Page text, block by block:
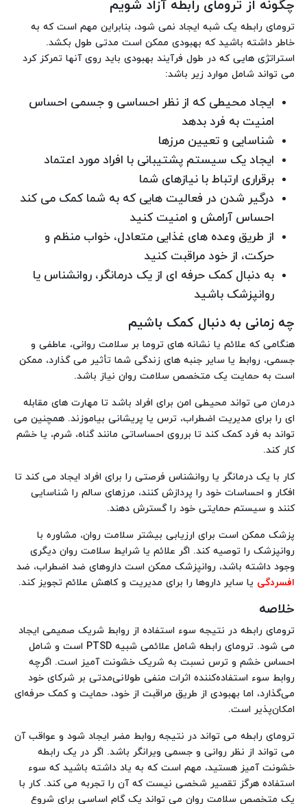
چگونه از ترومای رابطه آزاد شویم
ترومای رابطه یک شبه ایجاد نمی شود، بنابراین مهم است که به
خاطر داشته باشید که بهبودی ممکن است مدتی طول بکشد.
استراتژی هایی که در طول فرآیند بهبودی باید روی آنها تمرکز کرد
می تواند شامل موارد زیر باشد:
ایجاد محیطی که از نظر احساسی و جسمی احساس
امنیت به فرد بدهد
شناسایی و تعیین مرزها
ایجاد یک سیستم پشتیبانی با افراد مورد اعتماد
برقراری ارتباط با نیازهای شما
درگیر شدن در فعالیت هایی که به شما کمک می کند
احساس آرامش و امنیت کنید
از طریق وعده های غذایی متعادل، خواب منظم و
حرکت، از خود مراقبت کنید
به دنبال کمک حرفه ای از یک درمانگر، روانشناس یا
روانپزشک باشید
چه زمانی به دنبال کمک باشیم
هنگامی که علائم یا نشانه های تروما بر سلامت روانی، عاطفی و
جسمی، روابط یا سایر جنبه های زندگی شما تأثیر می گذارد، ممکن
است به حمایت یک متخصص سلامت روان نیاز باشد.
درمان می تواند محیطی امن برای افراد باشد تا مهارت های مقابله
ای را برای مدیریت اضطراب، ترس یا پریشانی بیاموزند. همچنین می
تواند به فرد کمک کند تا برروی احساساتی مانند گناه، شرم، یا خشم
کار کند.
کار با یک درمانگر یا روانشناس فرصتی را برای افراد ایجاد می کند تا
افکار و احساسات خود را پردازش کنند، مرزهای سالم را شناسایی
کنند و سیستم حمایتی خود را گسترش دهند.
پزشک ممکن است برای ارزیابی بیشتر سلامت روان، مشاوره با
روانپزشک را توصیه کند. اگر علائم یا شرایط سلامت روان دیگری
وجود داشته باشد، روانپزشک ممکن است داروهای ضد اضطراب، ضد
افسردگی یا سایر داروها را برای مدیریت و کاهش علائم تجویز کند.
خلاصه
ترومای رابطه در نتیجه سوء استفاده از روابط شریک صمیمی ایجاد
می شود. ترومای رابطه شامل علائمی شبیه PTSD است و شامل
احساس خشم و ترس نسبت به شریک خشونت آمیز است. اگرچه
روابط سوء استفاده‌کننده اثرات منفی طولانی‌مدتی بر شرکای خود
می‌گذارد، اما بهبودی از طریق مراقبت از خود، حمایت و کمک حرفه‌ای
امکان‌پذیر است.
ترومای رابطه می تواند در نتیجه روابط مضر ایجاد شود و عواقب آن
می تواند از نظر روانی و جسمی ویرانگر باشد. اگر در یک رابطه
خشونت آمیز هستید، مهم است که به یاد داشته باشید که سوء
استفاده هرگز تقصیر شخصی نیست که آن را تجربه می کند. کار با
یک متخصص سلامت روان می تواند یک گام اساسی برای شروع